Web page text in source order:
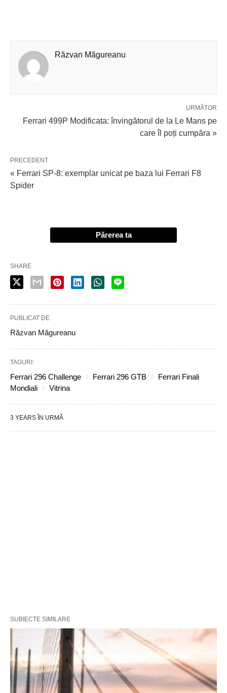
Răzvan Măgureanu
URMĂTOR
Ferrari 499P Modificata: învingătorul de la Le Mans pe
care îl poți cumpăra »
PRECEDENT
« Ferrari SP-8: exemplar unicat pe baza lui Ferrari F8
Spider
Părerea ta
SHARE
PUBLICAT DE
Răzvan Măgureanu
TAGURI:
Ferrari 296 Challenge Ferrari 296 GTB
Ferrari Finali
Mondiali
Vitrina
3 YEARS ÎN URMĂ
SUBIECTE SIMILARE